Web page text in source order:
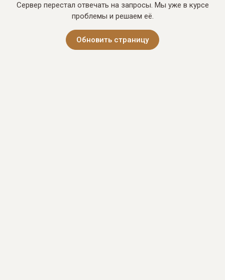
Сервер перестал отвечать на запросы. Мы уже в курсе
проблемы и решаем её.
Обновить страницу